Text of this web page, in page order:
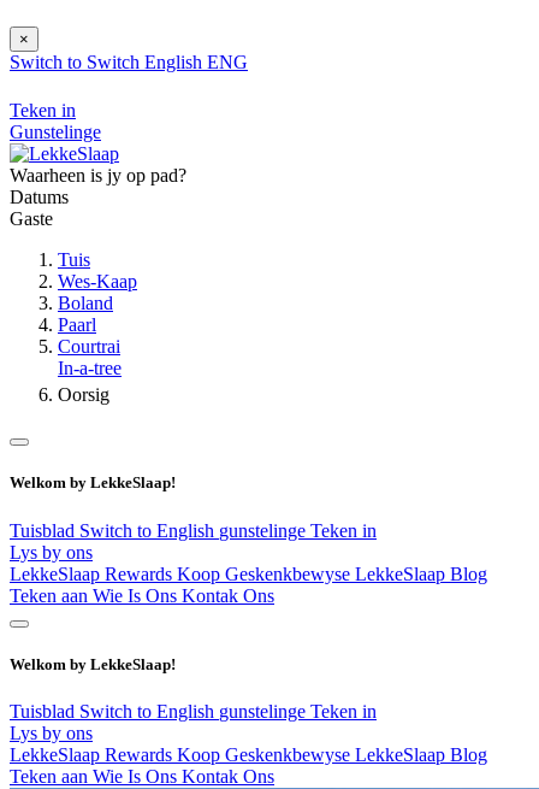
×
Switch to Switch English ENG
Teken in
Gunstelinge
Waarheen is jy op pad?
Datums
Gaste
Tuis
Wes-Kaap
Boland
Paarl
Courtrai
In-a-tree
Oorsig
Welkom by LekkeSlaap!
Tuisblad Switch to English gunstelinge Teken in
Lys by ons
LekkeSlaap Rewards Koop Geskenkbewyse LekkeSlaap Blog
Teken aan Wie Is Ons Kontak Ons
Welkom by LekkeSlaap!
Tuisblad Switch to English gunstelinge Teken in
Lys by ons
LekkeSlaap Rewards Koop Geskenkbewyse LekkeSlaap Blog
Teken aan Wie Is Ons Kontak Ons